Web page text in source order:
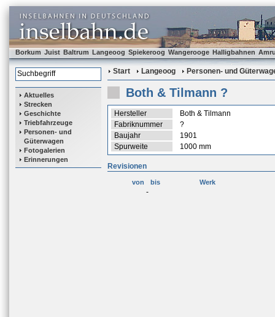
Borkum Juist Baltrum Langeoog Spiekeroog Wangerooge Halligbahnen
Aktuelles
Strecken
Geschichte
Triebfahrzeuge
Personen- und
Güterwagen
Fotogalerien
Erinnerungen
Start Langeoog Personen- und
Both & Tilmann ?
Hersteller
Both & Tilmann
Fabriknummer
?
Baujahr
1901
Spurweite
1000 mm
Revisionen
von bis Werk
-